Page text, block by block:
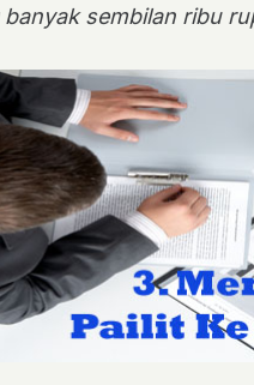
sembilan ribu